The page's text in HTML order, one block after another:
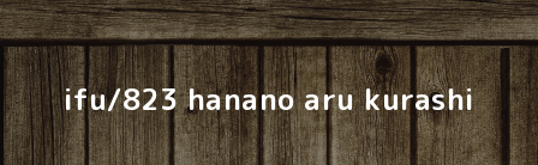
ifu/823 hanano aru kurashi